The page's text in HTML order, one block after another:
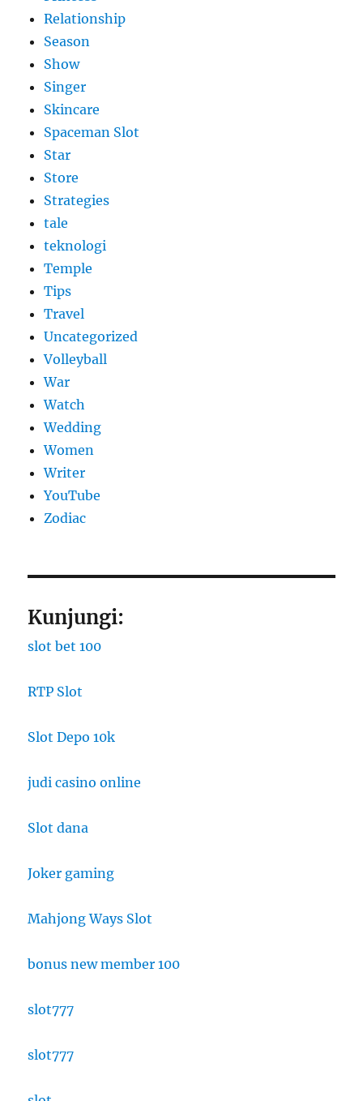
Relationship
Season
Show
Singer
Skincare
Spaceman Slot
Star
Store
Strategies
tale
teknologi
Temple
Tips
Travel
Uncategorized
Volleyball
War
Watch
Wedding
Women
Writer
YouTube
Zodiac
Kunjungi:
slot bet 100
RTP Slot
Slot Depo 10k
judi casino online
Slot dana
Joker gaming
Mahjong Ways Slot
bonus new member 100
slot777
slot777